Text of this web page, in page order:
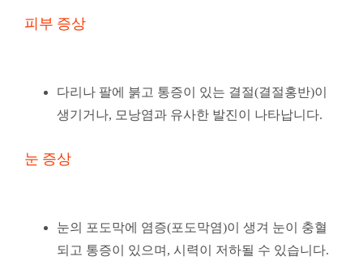
피부 증상
다리나 팔에 붉고 통증이 있는 결절(결절홍반)이
생기거나, 모낭염과 유사한 발진이 나타납니다.
눈 증상
눈의 포도막에 염증(포도막염)이 생겨 눈이 충혈
되고 통증이 있으며, 시력이 저하될 수 있습니다.